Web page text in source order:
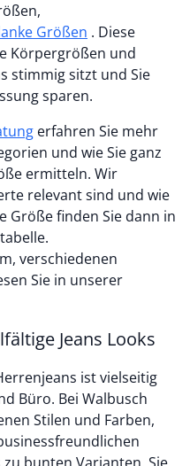
Größen . Diese
Körpergrößen und
stimmig sitzt und Sie
sparen.
und wie Sie ganz
ermitteln. Wir
relevant sind und wie
Größe finden Sie dann in
verschiedenen
Sie in unserer
Jeans Looks
ist vielseitig
Büro. Bei Walbusch
Stilen und Farben,